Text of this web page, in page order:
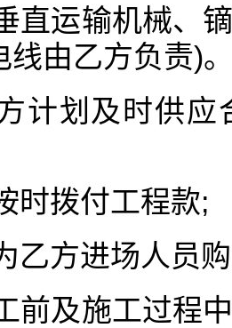
直运输机械、
线由乙方负责)
计划及时供应
时拨付工程款;
乙方进场人员
前及施工过程